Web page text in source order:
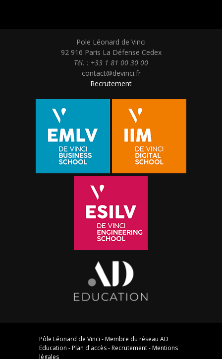
Pole Léonard de Vinci
92 916 Paris La Défense Cedex
Tél. : +33 1 81 00 30 00
contact@devinci.fr
Recrutement
Pôle Léonard de Vinci - Membre du réseau AD
Education -Plan d'accès-Recrutement-Mentions
légales